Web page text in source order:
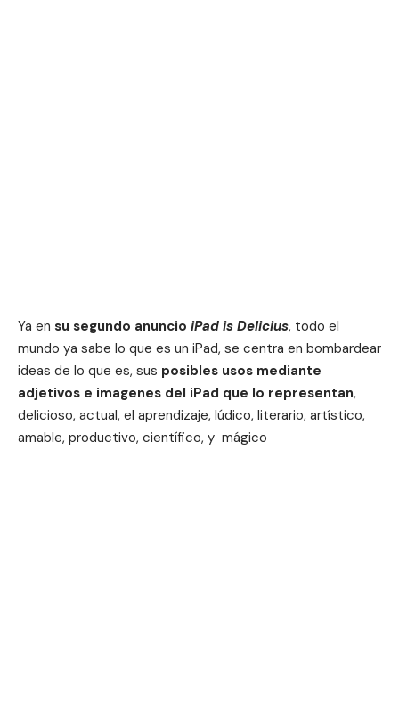
Ya en su segundo anuncio iPad is Delicius, todo el
mundo ya sabe lo que es un iPad, se centra en bombardear
ideas de lo que es, sus posibles usos mediante
adjetivos e imagenes del iPad que lo representan,
delicioso, actual, el aprendizaje, lúdico, literario, artístico,
amable, productivo, científico, y mágico